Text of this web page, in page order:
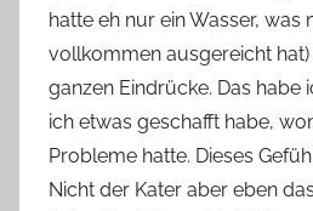
hatte eh nur ein Wasser, was
vollkommen ausgereicht
ganzen Eindrücke. Das habe
ich etwas geschafft habe,
Probleme hatte. Dieses
Nicht der Kater aber eben